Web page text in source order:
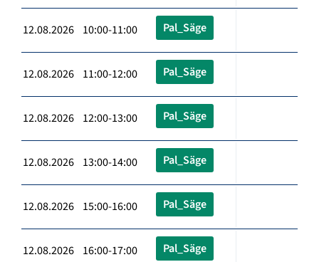
12.08.2026 10:00-11:00 Pal_Säge
12.08.2026 11:00-12:00 Pal_Säge
12.08.2026 12:00-13:00 Pal_Säge
12.08.2026 13:00-14:00 Pal_Säge
12.08.2026 15:00-16:00 Pal_Säge
12.08.2026 16:00-17:00 Pal_Säge